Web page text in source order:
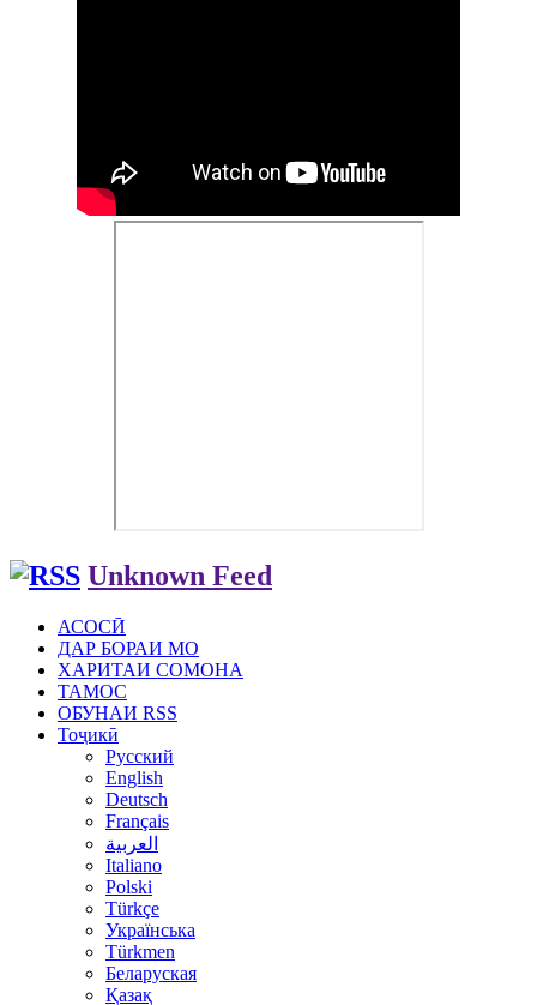
Unknown Feed
АСОСӢ
ДАР БОРАИ МО
ХАРИТАИ СОМОНА
ТАМОС
ОБУНАИ RSS
Тоҷикӣ
Русский
English
Deutsch
Français
العربية
Italiano
Polski
Türkçe
Українська
Türkmen
Беларуская
Қазақ